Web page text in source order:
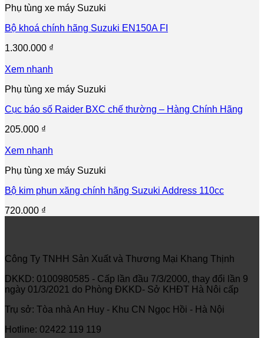
Phụ tùng xe máy Suzuki
Bộ khoá chính hãng Suzuki EN150A FI
1.300.000 ₫
Xem nhanh
Phụ tùng xe máy Suzuki
Cục báo số Raider BXC chế thường – Hàng Chính Hãng
205.000 ₫
Xem nhanh
Phụ tùng xe máy Suzuki
Bộ kim phun xăng chính hãng Suzuki Address 110cc
720.000 ₫
Công Ty TNHH Sản Xuất và Thương Mại Khang Thịnh
DKKD: 0100980585 - Cấp lần đầu 7/3/2000, thay đổi lần 9
ngày 01/3/2021 do Phòng ĐKKD- Sở KHĐT Hà Nôi cấp
Trụ sở: Tòa nhà An Huy - Khu CN Ngọc Hồi - Hà Nội
Hotline: 02422 119 119